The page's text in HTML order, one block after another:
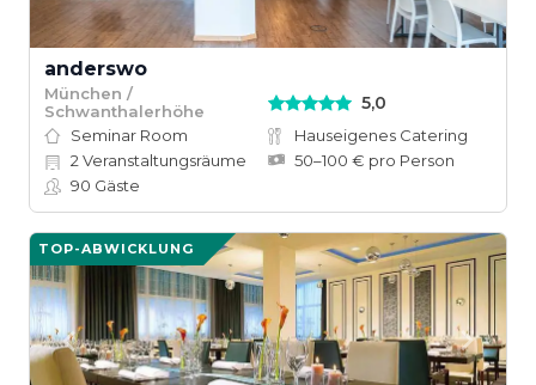
anderswo
München /
Schwanthalerhöhe
5,0
Seminar Room
Hauseigenes Catering
2 Veranstaltungsräume
50–100 € pro Person
90 Gäste
TOP-ABWICKLUNG